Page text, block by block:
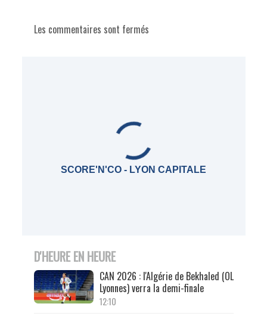
Les commentaires sont fermés
SCORE'N'CO - LYON CAPITALE
D'HEURE EN HEURE
CAN 2026 : l'Algérie de Bekhaled (OL
Lyonnes) verra la demi-finale
12:10